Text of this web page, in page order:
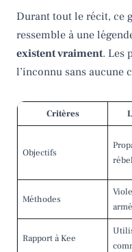
Durant tout le récit, ce
ressemble à une
existent vraiment. Les
l’inconnu sans aucune
Critères
Objectifs
Méthodes
Rapport à Kee